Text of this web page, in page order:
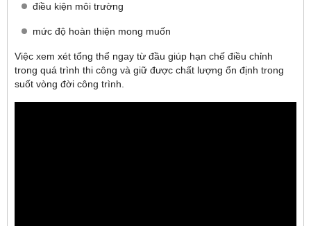
điều kiện môi trường
mức độ hoàn thiện mong muốn
Việc xem xét tổng thể ngay từ đầu giúp hạn chế điều chỉnh
trong quá trình thi công và giữ được chất lượng ổn định trong
suốt vòng đời công trình.